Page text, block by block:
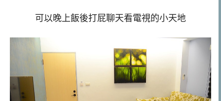
可以晚上飯後打屁聊天看電視的小天地